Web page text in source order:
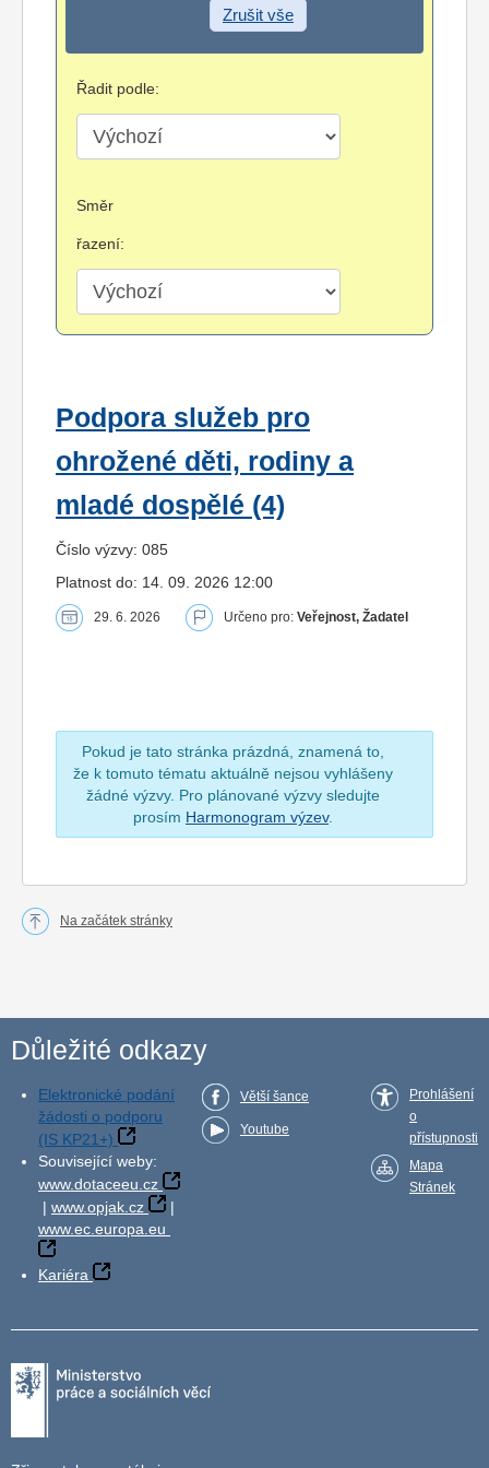
Zrušit vše
Řadit podle:
Směr
řazení:
Podpora služeb pro
ohrožené děti, rodiny a
mladé dospělé (4)
Číslo výzvy: 085
Platnost do: 14. 09. 2026 12:00
29. 6. 2026 Určeno pro: Veřejnost, Žadatel
Pokud je tato stránka prázdná, znamená to,
že k tomuto tématu aktuálně nejsou vyhlášeny
žádné výzvy. Pro plánované výzvy sledujte
prosím Harmonogram výzev.
Na začátek stránky
Důležité odkazy
Elektronické podání
žádosti o podporu
(IS KP21+)
Související weby:
www.dotaceeu.cz
| www.opjak.cz
|
www.ec.europa.eu
Kariéra
Větší šance
Youtube
Prohlášení
o
přístupnosti
Mapa
Stránek